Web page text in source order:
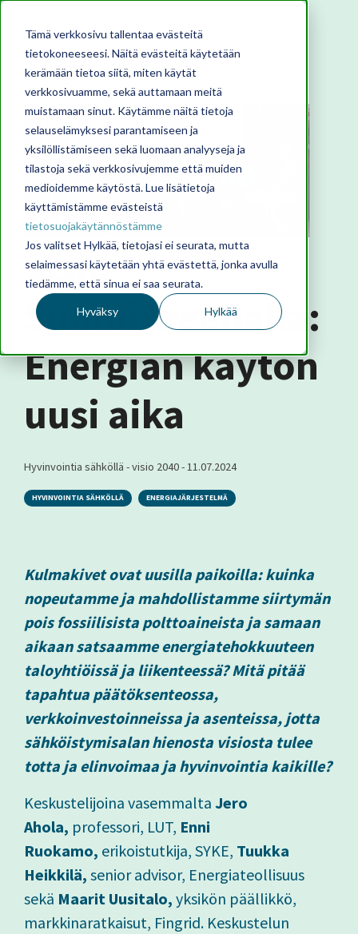
Tämä verkkosivu tallentaa evästeitä
tietokoneeseesi. Näitä evästeitä käytetään
kerämään tietoa siitä, miten käytät
verkkosivuamme, sekä auttamaan meitä
muistamaan sinut. Käytämme näitä tietoja
selauselämyksesi parantamiseen ja
yksilöllistämiseen sekä luomaan analyyseja ja
tilastoja sekä verkkosivujemme että muiden
medioidemme käytöstä. Lue lisätietoja
käyttämistämme evästeistä
tietosuojakäytännöstämme
Jos valitset Hylkää, tietojasi ei seurata, mutta
selaimessasi käytetään yhtä evästettä, jonka avulla
tiedämme, että sinua ei saa seurata.
Hyväksy Hylkää
Visio
SuomiAreenalla:
Energian käytön
uusi aika
Hyvinvointia sähköllä - visio 2040-11.07.2024
HYVINVOINTIA SÄHKÖLLÄ ENERGIAJÄRJESTELMÄ
Kulmakivet ovat uusilla paikoilla: kuinka
nopeutamme ja mahdollistamme siirtymän
pois fossiilisista polttoaineista ja samaan
aikaan satsaamme energiatehokkuuteen
taloyhtiöissä ja liikenteessä? Mitä pitää
tapahtua päätöksenteossa,
verkkoinvestoinneissa ja asenteissa, jotta
sähköistymisalan hienosta visiosta tulee
totta ja elinvoimaa ja hyvinvointia kaikille?
Keskustelijoina vasemmalta Jero
Ahola, professori, LUT, Enni
Ruokamo, erikoistutkija, SYKE, Tuukka
Heikkilä, senior advisor, Energiateollisuus
sekä Maarit Uusitalo, yksikön päällikkö,
markkinaratkaisut, Fingrid. Keskustelun